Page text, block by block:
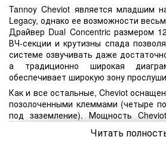
Tannoy Cheviot является младшим
Legacy, однако ее возможности
Драйвер Dual Concentric размером
ВЧ-секции и крутизны спада
системе озвучивать даже
а традиционно широкая
обеспечивает широкую зону
Как и все остальные, Cheviot
позолоченными клеммами (четыре
под заземление). Мощность
Читать